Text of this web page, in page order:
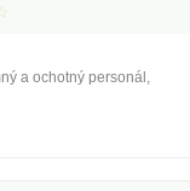
a ochotný personál,